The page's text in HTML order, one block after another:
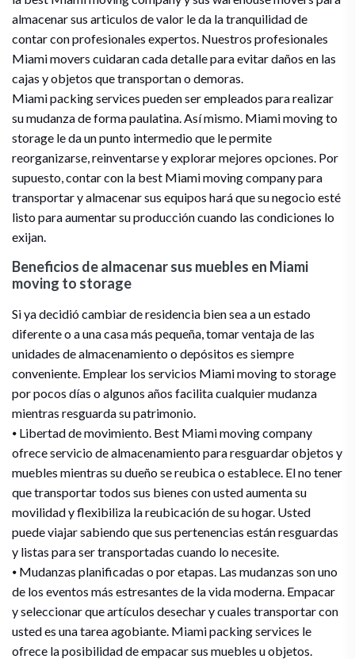
almacenar sus articulos de valor le da la tranquilidad de
contar con profesionales expertos. Nuestros profesionales
Miami movers cuidaran cada detalle para evitar daños en las
cajas y objetos que transportan o demoras.
Miami packing services pueden ser empleados para realizar
su mudanza de forma paulatina. Así mismo. Miami moving to
storage le da un punto intermedio que le permite
reorganizarse, reinventarse y explorar mejores opciones. Por
supuesto, contar con la best Miami moving company para
transportar y almacenar sus equipos hará que su negocio esté
listo para aumentar su producción cuando las condiciones lo
exijan.
Beneficios de almacenar sus muebles en Miami
moving to storage
Si ya decidió cambiar de residencia bien sea a un estado
diferente o a una casa más pequeña, tomar ventaja de las
unidades de almacenamiento o depósitos es siempre
conveniente. Emplear los servicios Miami moving to storage
por pocos días o algunos años facilita cualquier mudanza
mientras resguarda su patrimonio.
⦁ Libertad de movimiento. Best Miami moving company
ofrece servicio de almacenamiento para resguardar objetos y
muebles mientras su dueño se reubica o establece. El no tener
que transportar todos sus bienes con usted aumenta su
movilidad y flexibiliza la reubicación de su hogar. Usted
puede viajar sabiendo que sus pertenencias están resguardas
y listas para ser transportadas cuando lo necesite.
⦁ Mudanzas planificadas o por etapas. Las mudanzas son uno
de los eventos más estresantes de la vida moderna. Empacar
y seleccionar que artículos desechar y cuales transportar con
usted es una tarea agobiante. Miami packing services le
ofrece la posibilidad de empacar sus muebles u objetos.